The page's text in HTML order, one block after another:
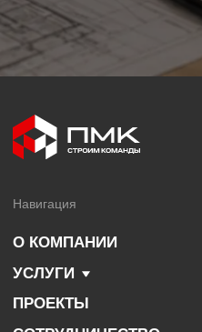
Г. МОСКВА, УЛ. БОЛЬШАЯ
ЯКИМАНКА, ДОМ 17/2,
Контакты
СОТРУДНИЧЕСТВО
НОВОСТИ